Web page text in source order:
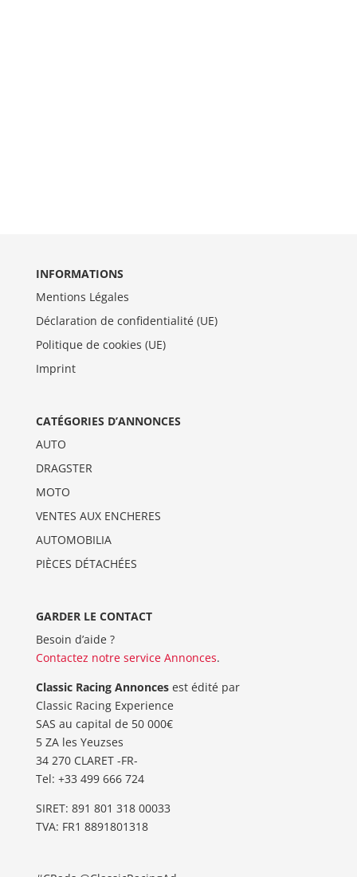
INFORMATIONS
Mentions Légales
Déclaration de confidentialité (UE)
Politique de cookies (UE)
Imprint
CATÉGORIES D’ANNONCES
AUTO
DRAGSTER
MOTO
VENTES AUX ENCHERES
AUTOMOBILIA
PIÈCES DÉTACHÉES
GARDER LE CONTACT
Besoin d’aide ?
Contactez notre service Annonces.
Classic Racing Annoncesest édité par
Classic Racing Experience
SAS au capital de 50 000€
5 ZA les Yeuzses
34 270 CLARET -FR-
Tel: ‭+33 499 666 724‬
SIRET: 891 801 318 00033
TVA: FR1 8891801318